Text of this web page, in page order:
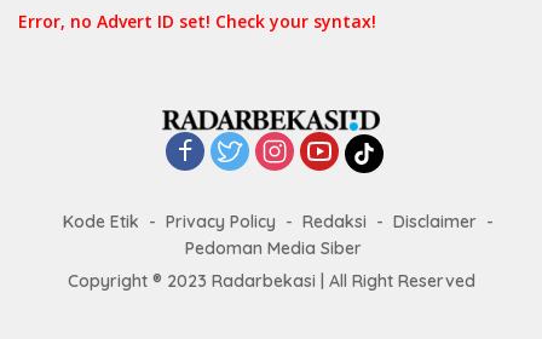
Error, no Advert ID set! Check your syntax!
Kode Etik Privacy Policy Redaksi
Disclaimer
Pedoman Media Siber
Copyright ® 2023 Radarbekasi | All Right Reserved